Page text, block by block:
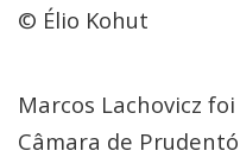
© Élio Kohut
Marcos Lachovicz
Câmara de